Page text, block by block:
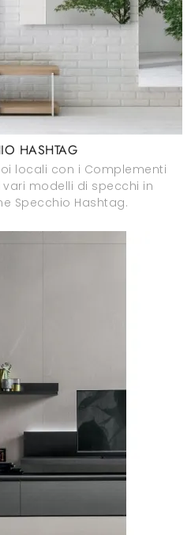
HASHTAG
locali con i Complementi
modelli di specchi in
Specchio Hashtag.